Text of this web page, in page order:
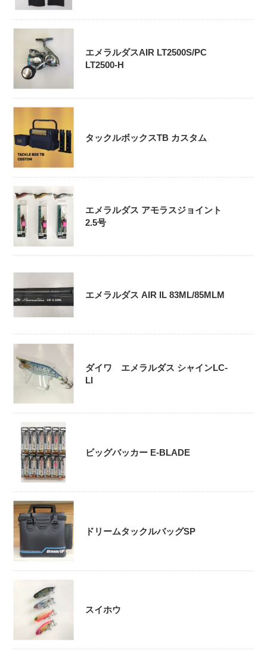
エメラルダスAIR LT2500S/PC
LT2500-H
タックルボックスTB カスタム
エメラルダス アモラスジョイント
2.5号
エメラルダス AIR IL 83ML/85MLM
ダイワ エメラルダス シャインLC-
LI
ビッグバッカー E-BLADE
ドリームタックルバッグSP
スイホウ